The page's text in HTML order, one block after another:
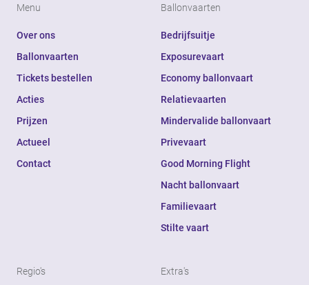
Menu
Over ons
Ballonvaarten
Tickets bestellen
Acties
Prijzen
Actueel
Contact
Ballonvaarten
Bedrijfsuitje
Exposurevaart
Economy ballonvaart
Relatievaarten
Mindervalide ballonvaart
Privevaart
Good Morning Flight
Nacht ballonvaart
Familievaart
Stilte vaart
Regio's Extra's